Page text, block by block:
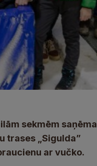
sekmēm saņēma
trases „Sigulda”
ar vučko.